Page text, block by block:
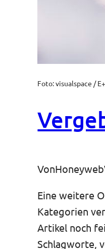
Foto: visualspace /
Von
Eine weitere
Kategorien
Artikel noch
Schlagworte,